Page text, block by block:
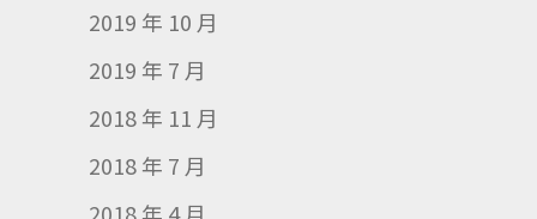
2019 年 10 月
2019 年 7 月
2018 年 11 月
2018 年 7 月